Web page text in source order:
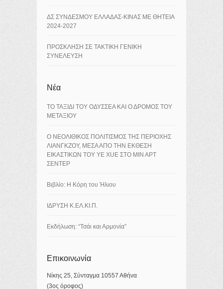
ΔΣ ΣΥΝΔΕΣΜΟΥ ΕΛΛΑΔΑΣ-ΚΙΝΑΣ ΜΕ ΘΗΤΕΙΑ
2024-2027
ΠΡΟΣΚΛΗΣΗ ΣΕ ΤΑΚΤΙΚΗ ΓΕΝΙΚΗ
ΣΥΝΕΛΕΥΣΗ
Νέα
ΤΟ ΤΑΞΙΔΙ ΤΟΥ ΟΔΥΣΣΕΑ ΚΑΙ Ο ΔΡΟΜΟΣ ΤΟΥ
ΜΕΤΑΞΙΟΥ
Ο ΝΕΟΛΙΘΙΚΟΣ ΠΟΛΙΤΙΣΜΟΣ ΤΗΣ ΠΕΡΙΟΧΗΣ
ΛΙΑΝΓΚΖΟΥ, ΜΕΣΑ ΑΠΟ ΤΗΝ ΕΚΘΕΣΗ
ΕΙΚΑΣΤΙΚΩΝ ΤΟΥ YE XUE ΣΤΟ ΜΙΝ ΑΡΤ
ΣΕΝΤΕΡ
Βιβλίο: Η Κόρη του Ήλιου
ΙΔΡΥΣΗ Κ.ΕΛ.ΚΙ.Π.
Εκδήλωση: “Τσάι και Αρμονία”
Επικοινωνία
Νίκης 25, Σύνταγμα 10557 Αθήνα
(3ος όροφος)